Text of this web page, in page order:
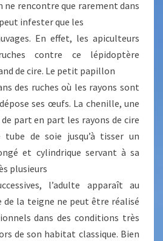
ne rencontre que rarement dans
infester que les
En effet, les apiculteurs
contre ce lépidoptère
de cire. Le petit papillon
des ruches où les rayons sont
ses œufs. La chenille, une
part en part les rayons de cire
de soie jusqu’à tisser un
et cylindrique servant à sa
plusieurs
l’adulte apparaît au
de la teigne ne peut être réalisé
dans des conditions très
de son habitat classique. Bien